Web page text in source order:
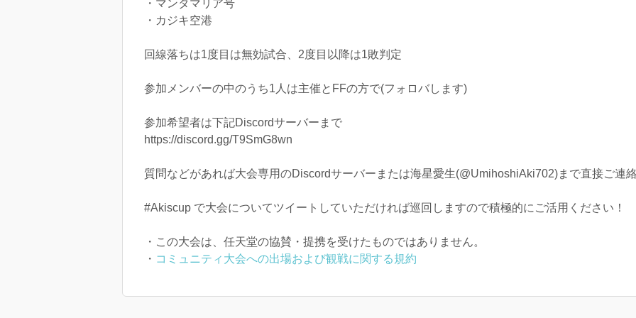
・マンタマリア号
・カジキ空港
回線落ちは1度目は無効試合、2度目以降は1敗判定
参加メンバーの中のうち1人は主催とFFの方で(フォロバします)
参加希望者は下記Discordサーバーまで
https://discord.gg/T9SmG8wn
質問などがあれば大会専用のDiscordサーバーまたは海星愛生(@UmihoshiAki702)まで直接ご連
#Akiscup で大会についてツイートしていただければ巡回しますので積極的にご活用ください！
・この大会は、任天堂の協賛・提携を受けたものではありません。
・ コミュニティ大会への出場および観戦に関する規約